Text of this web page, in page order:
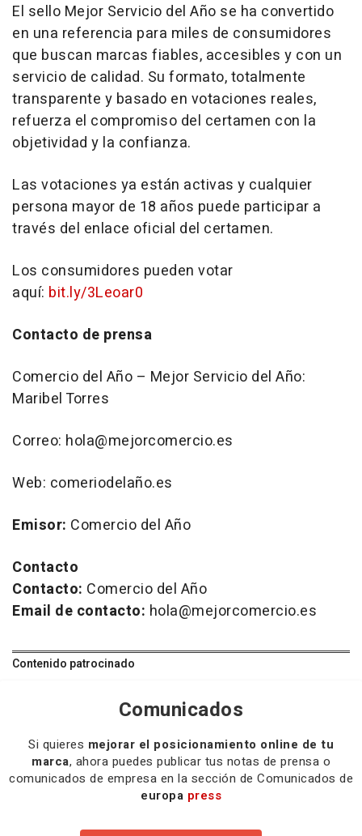
El sello Mejor Servicio del Año se ha convertido
en una referencia para miles de consumidores
que buscan marcas fiables, accesibles y con un
servicio de calidad. Su formato, totalmente
transparente y basado en votaciones reales,
refuerza el compromiso del certamen con la
objetividad y la confianza.
Las votaciones ya están activas y cualquier
persona mayor de 18 años puede participar a
través del enlace oficial del certamen.
Los consumidores pueden votar
aquí: bit.ly/3Leoar0
Contacto de prensa
Comercio del Año – Mejor Servicio del Año:
Maribel Torres
Correo: hola@mejorcomercio.es
Web: comeriodelaño.es
Emisor: Comercio del Año
Contacto
Contacto: Comercio del Año
Email de contacto: hola@mejorcomercio.es
Contenido patrocinado
Comunicados
Si quieres mejorar el posicionamiento online de tu
marca, ahora puedes publicar tus notas de prensa o
comunicados de empresa en la sección de Comunicados de
europa press